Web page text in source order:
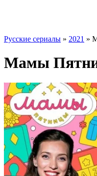
Русские сериалы » 2021 »
Мамы